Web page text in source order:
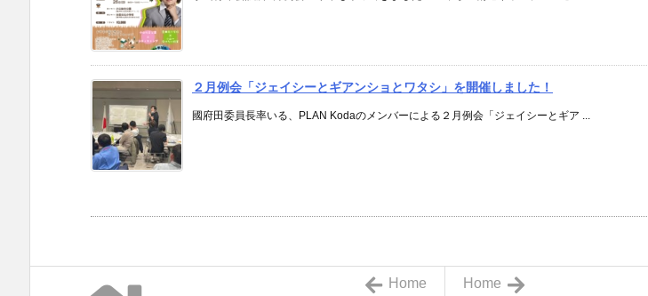
２月例会「ジェイシーとギアンショとワタシ」を開催しました！
國府田委員長率いる、PLAN Kodaのメンバーによる２月例会「ジェイシーとギア ...
Home
Home